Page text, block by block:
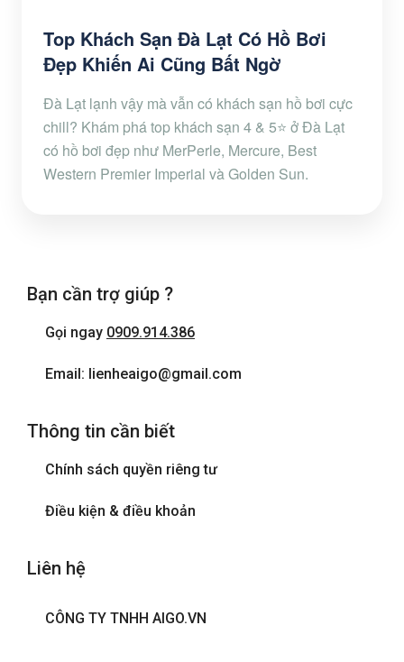
Top Khách Sạn Đà Lạt Có Hồ Bơi
Đẹp Khiến Ai Cũng Bất Ngờ
Đà Lạt lạnh vậy mà vẫn có khách sạn hồ bơi cực
chill? Khám phá top khách sạn 4 & 5⭐ ở Đà Lạt
có hồ bơi đẹp như MerPerle, Mercure, Best
Western Premier Imperial và Golden Sun.
Bạn cần trợ giúp ?
Gọi ngay 0909.914.386
Email: lienheaigo@gmail.com
Thông tin cần biết
Chính sách quyền riêng tư
Điều kiện & điều khoản
Liên hệ
CÔNG TY TNHH AIGO.VN